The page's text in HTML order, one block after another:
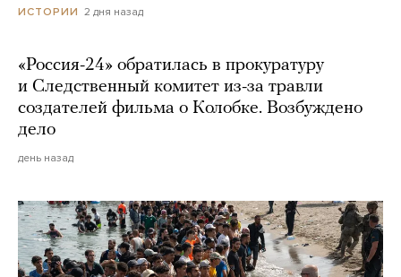
ИСТОРИИ 2 дня назад
«Россия-24» обратилась в прокуратуру
и Следственный комитет из-за травли
создателей фильма о Колобке. Возбуждено
дело
день назад